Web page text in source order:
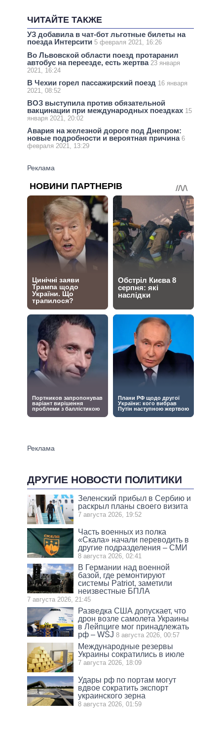
ЧИТАЙТЕ ТАКЖЕ
УЗ добавила в чат-бот льготные билеты на
поезда Интерсити 5 февраля 2021, 16:26
Во Львовской области поезд протаранил
автобус на переезде, есть жертва 23 января
2021, 16:24
В Чехии горел пассажирский поезд 16 января
2021, 08:52
ВОЗ выступила против обязательной
вакцинации при международных поездках 15
января 2021, 20:02
Авария на железной дороге под Днепром:
новые подробности и вероятная причина 6
февраля 2021, 13:29
ДРУГИЕ НОВОСТИ ПОЛИТИКИ
Зеленский прибыл в Сербию и
раскрыл планы своего визита
7 августа 2026, 19:52
Часть военных из полка
«Скала» начали переводить в
другие подразделения – СМИ
8 августа 2026, 02:41
В Германии над военной
базой, где ремонтируют
системы Patriot, заметили
неизвестные БПЛА
7 августа 2026, 21:45
Разведка США допускает, что
дрон возле самолета Украины
в Лейпциге мог принадлежать
рф – WSJ 8 августа 2026, 00:57
Международные резервы
Украины сократились в июле
7 августа 2026, 18:09
Удары рф по портам могут
вдвое сократить экспорт
украинского зерна
8 августа 2026, 01:59